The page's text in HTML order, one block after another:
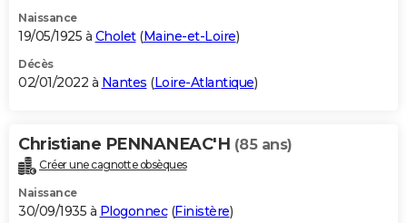
Naissance
19/05/1925 à Cholet(Maine-et-Loire)
Décès
02/01/2022 à Nantes (Loire-Atlantique)
Christiane PENNANEAC'H (85 ans)
Créer une cagnotte obsèques
Naissance
30/09/1935 à Plogonnec(Finistère)